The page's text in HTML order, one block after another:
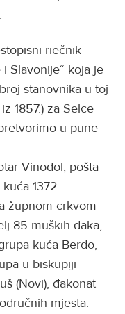
riečnik
Slavonije“ koja je
stanovnika u toj
1857.) za Selce
u pune
Vinodol, pošta
1372
župnom crkvom
85 muških đaka,
kuća Berdo,
u biskupiji
(Novi), đakonat
mjesta.